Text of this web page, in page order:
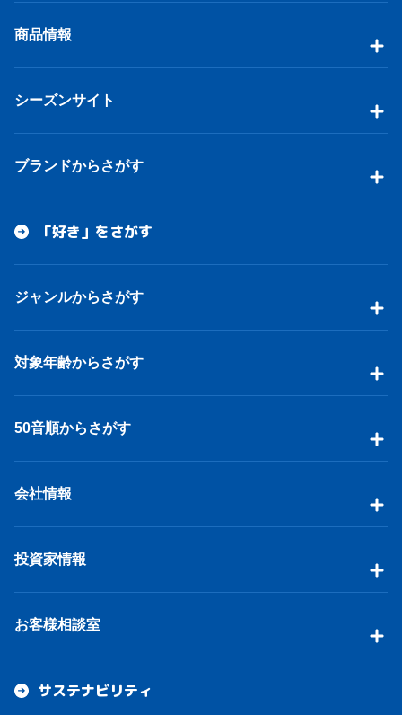
商品情報
シーズンサイト
ブランドからさがす
「好き」をさがす
ジャンルからさがす
対象年齢からさがす
50音順からさがす
会社情報
投資家情報
お客様相談室
サステナビリティ